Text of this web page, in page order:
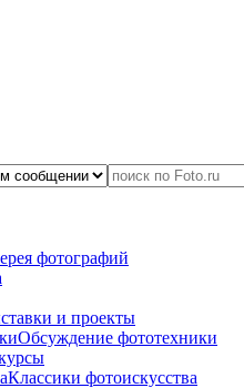
фотографий
и проекты
Обсуждение фототехники
Классики фотоискусства